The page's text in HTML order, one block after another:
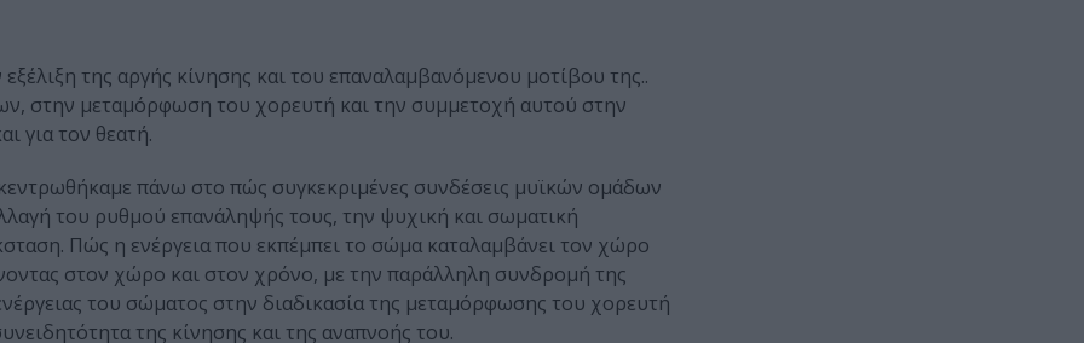
της αργής κίνησης και του επαναλαμβανόμενου μοτίβου της..
στην μεταμόρφωση του χορευτή και την συμμετοχή αυτού στην
για τον θεατή.
πάνω στο πώς συγκεκριμένες συνδέσεις μυϊκών ομάδων
του ρυθμού επανάληψής τους, την ψυχική και σωματική
Πώς η ενέργεια που εκπέμπει το σώμα καταλαμβάνει τον χώρο
στον χώρο και στον χρόνο, με την παράλληλη συνδρομή της
του σώματος στην διαδικασία της μεταμόρφωσης του χορευτή
της κίνησης και της αναπνοής του.